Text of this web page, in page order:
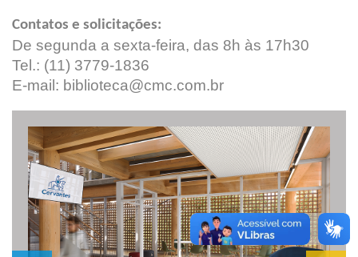
Contatos e solicitações:
De segunda a sexta-feira, das 8h às 17h30
Tel.: (11) 3779-1836
E-mail: biblioteca@cmc.com.br